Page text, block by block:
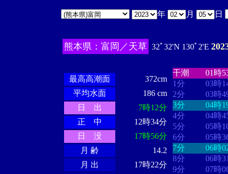
年 月 日
熊本県：富岡／天草 32ﾟ32'N 130ﾟ2'E
最高高潮面
372cm
平均水面
186 cm
日 出
7時12分
正 中
12時34分
日 没
17時56分
月 齢
14.2
月 出
17時22分
干潮
01時
1分
03時
2分
03時
3分
04時
4分
04時
5分
05時
6分
05時
7分
06時
8分
06時
9分
07時